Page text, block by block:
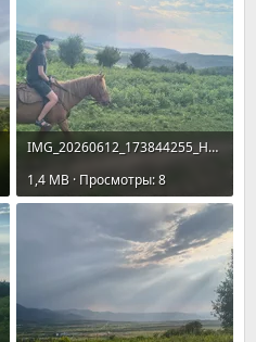
IMG_20260612_173844255_HDR.webp
1,4 MB · Просмотры: 8